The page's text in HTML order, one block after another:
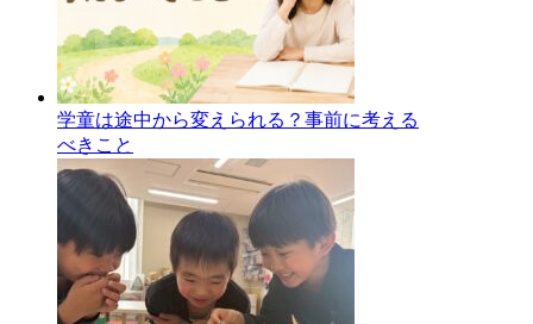
学童は途中から変えられる？事前に考える
べきこと